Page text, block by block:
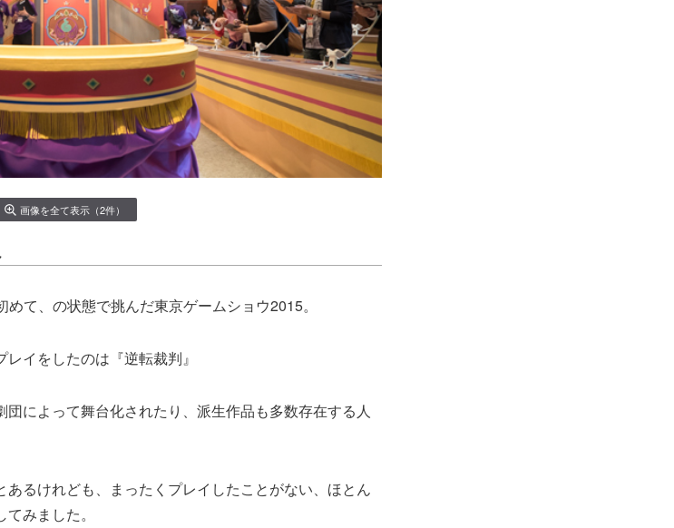
画像を全て表示（2件）
て、の状態で挑んだ東京ゲームショウ2015。
イをしたのは『逆転裁判』
によって舞台化されたり、派生作品も多数存在する人
るけれども、まったくプレイしたことがない、ほとん
みました。